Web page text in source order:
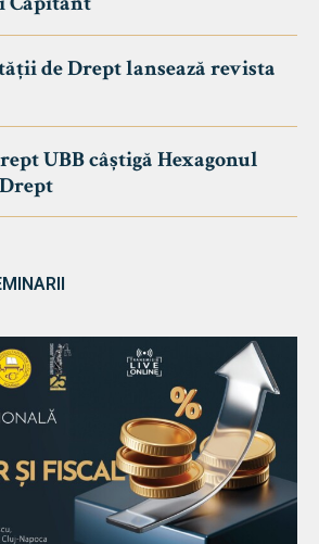
de Drept lansează revista
UBB câștigă Hexagonul